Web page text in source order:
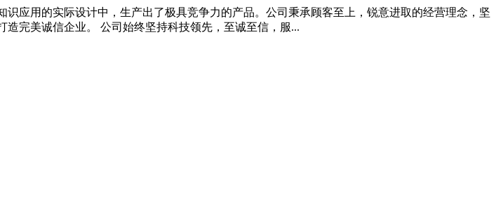
应用的实际设计中，生产出了极具竞争力的产品。公司秉承顾客至上，锐意进取的经营理念，坚
完美诚信企业。 公司始终坚持科技领先，至诚至信，服...